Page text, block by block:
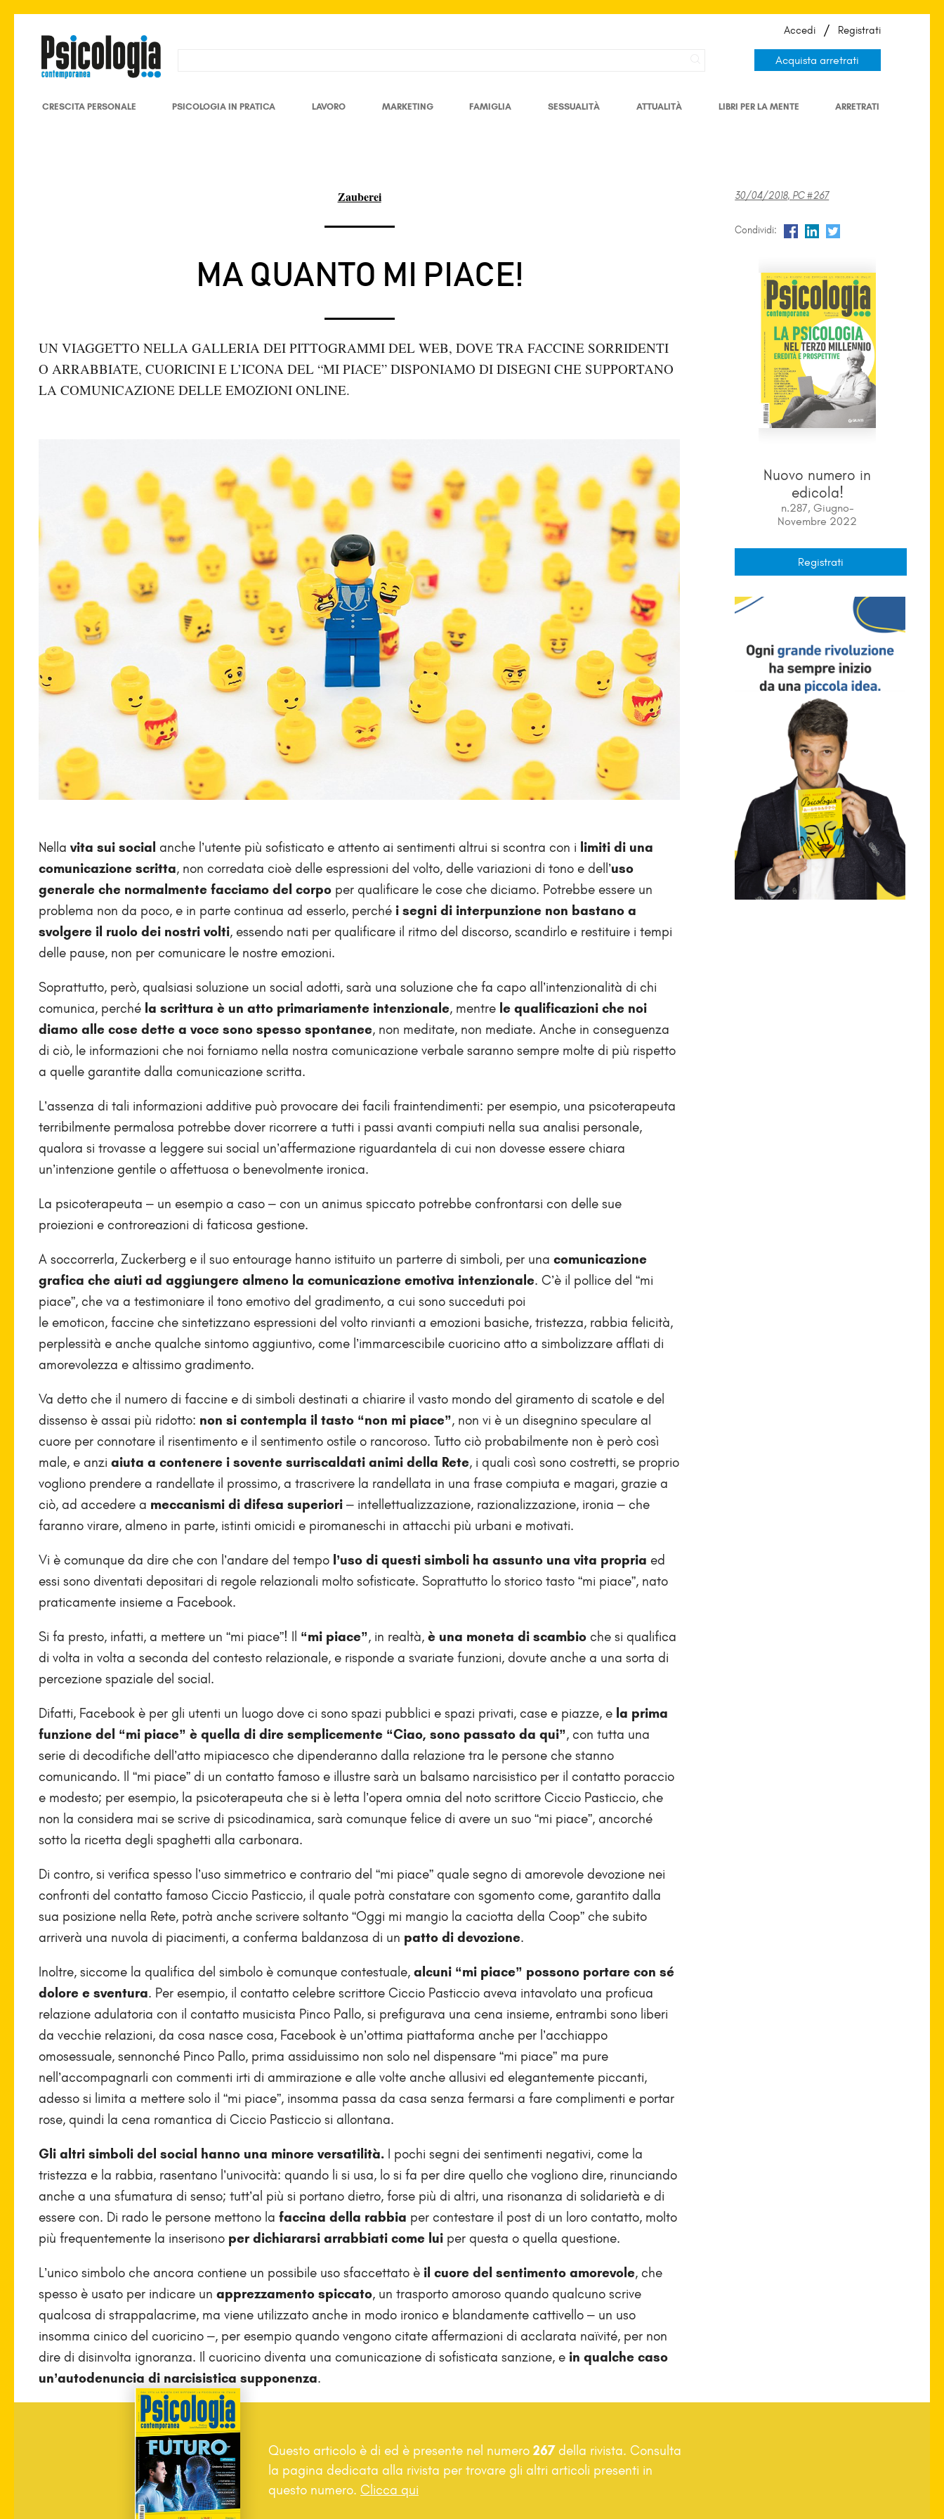
Acquista arretrati
Accedi / Registrati
CRESCITA PERSONALE PSICOLOGIA IN PRATICA LAVORO MARKETING FAMIGLIA SESSUALITÀ ATTUALITÀ LIBRI PER LA MENTE ARRETRATI
Zauberei
MA QUANTO MI PIACE!
UN VIAGGETTO NELLA GALLERIA DEI PITTOGRAMMI DEL WEB, DOVE TRA FACCINE SORRIDENTI
O ARRABBIATE, CUORICINI E L’ICONA DEL “MI PIACE” DISPONIAMO DI DISEGNI CHE SUPPORTANO
LA COMUNICAZIONE DELLE EMOZIONI ONLINE.
Nellavita sui socialanche l’utente più sofisticato e attento ai sentimenti altrui si scontra con i limiti di una
comunicazione scritta, non corredata cioè delle espressioni del volto, delle variazioni di tono e dell’uso
generale che normalmente facciamo del corpo per qualificare le cose che diciamo. Potrebbe essere un
problema non da poco, e in parte continua ad esserlo, perché i segni di interpunzione non bastano a
svolgere il ruolo dei nostri volti, essendo nati per qualificare il ritmo del discorso, scandirlo e restituire i tempi
delle pause, non per comunicare le nostre emozioni.
Soprattutto, però, qualsiasi soluzione un social adotti, sarà una soluzione che fa capo all’intenzionalità di chi
comunica, perché la scrittura è un atto primariamente intenzionale, mentre le qualificazioni che noi
diamo alle cose dette a voce sono spesso spontanee, non meditate, non mediate. Anche in conseguenza
di ciò, le informazioni che noi forniamo nella nostra comunicazione verbale saranno sempre molte di più rispetto
a quelle garantite dalla comunicazione scritta.
L’assenza di tali informazioni additive può provocare dei facili fraintendimenti: per esempio, una psicoterapeuta
terribilmente permalosa potrebbe dover ricorrere a tutti i passi avanti compiuti nella sua analisi personale,
qualora si trovasse a leggere sui social un’affermazione riguardantela di cui non dovesse essere chiara
un’intenzione gentile o affettuosa o benevolmente ironica.
La psicoterapeuta – un esempio a caso – con un animus spiccato potrebbe confrontarsi con delle sue
proiezioni e controreazioni di faticosa gestione.
A soccorrerla, Zuckerberg e il suo entourage hanno istituito un parterre di simboli, per una comunicazione
grafica che aiuti ad aggiungere almeno la comunicazione emotiva intenzionale. C’è il pollice del “mi
piace”, che va a testimoniare il tono emotivo del gradimento, a cui sono succeduti poi
le emoticon, faccine che sintetizzano espressioni del volto rinvianti a emozioni basiche, tristezza, rabbia felicità,
perplessità e anche qualche sintomo aggiuntivo, come l’immarcescibile cuoricino atto a simbolizzare afflati di
amorevolezza e altissimo gradimento.
Va detto che il numero di faccine e di simboli destinati a chiarire il vasto mondo del giramento di scatole e del
dissenso è assai più ridotto: non si contempla il tasto “non mi piace”, non vi è un disegnino speculare al
cuore per connotare il risentimento e il sentimento ostile o rancoroso. Tutto ciò probabilmente non è però così
male, e anziaiuta a contenere i sovente surriscaldati animi della Rete, i quali così sono costretti, se proprio
vogliono prendere a randellate il prossimo, a trascrivere la randellata in una frase compiuta e magari, grazie a
ciò, ad accedere a meccanismi di difesa superiori – intellettualizzazione, razionalizzazione, ironia – che
faranno virare, almeno in parte, istinti omicidi e piromaneschi in attacchi più urbani e motivati.
Vi è comunque da dire che con l’andare del tempo l’uso di questi simboli ha assunto una vita propriaed
essi sono diventati depositari di regole relazionali molto sofisticate. Soprattutto lo storico tasto “mi piace”, nato
praticamente insieme a Facebook.
Si fa presto, infatti, a mettere un “mi piace”! Il “mi piace”, in realtà, è una moneta di scambio che si qualifica
di volta in volta a seconda del contesto relazionale, e risponde a svariate funzioni, dovute anche a una sorta di
percezione spaziale del social.
Difatti, Facebook è per gli utenti un luogo dove ci sono spazi pubblici e spazi privati, case e piazze, e la prima
funzione del “mi piace” è quella di dire semplicemente “Ciao, sono passato da qui”, con tutta una
serie di decodifiche dell’atto mipiacesco che dipenderanno dalla relazione tra le persone che stanno
comunicando. Il “mi piace” di un contatto famoso e illustre sarà un balsamo narcisistico per il contatto poraccio
e modesto; per esempio, la psicoterapeuta che si è letta l’opera omnia del noto scrittore Ciccio Pasticcio, che
non la considera mai se scrive di psicodinamica, sarà comunque felice di avere un suo “mi piace”, ancorché
sotto la ricetta degli spaghetti alla carbonara.
Di contro, si verifica spesso l’uso simmetrico e contrario del “mi piace” quale segno di amorevole devozione nei
confronti del contatto famoso Ciccio Pasticcio, il quale potrà constatare con sgomento come, garantito dalla
sua posizione nella Rete, potrà anche scrivere soltanto “Oggi mi mangio la caciotta della Coop” che subito
arriverà una nuvola di piacimenti, a conferma baldanzosa di un patto di devozione.
Inoltre, siccome la qualifica del simbolo è comunque contestuale,alcuni “mi piace” possono portare con sé
dolore e sventura. Per esempio, il contatto celebre scrittore Ciccio Pasticcio aveva intavolato una proficua
relazione adulatoria con il contatto musicista Pinco Pallo, si prefigurava una cena insieme, entrambi sono liberi
da vecchie relazioni, da cosa nasce cosa, Facebook è un’ottima piattaforma anche per l’acchiappo
omosessuale, sennonché Pinco Pallo, prima assiduissimo non solo nel dispensare “mi piace” ma pure
nell’accompagnarli con commenti irti di ammirazione e alle volte anche allusivi ed elegantemente piccanti,
adesso si limita a mettere solo il “mi piace”, insomma passa da casa senza fermarsi a fare complimenti e portar
rose, quindi la cena romantica di Ciccio Pasticcio si allontana.
Gli altri simboli del social hanno una minore versatilità. I pochi segni dei sentimenti negativi, come la
tristezza e la rabbia, rasentano l’univocità: quando li si usa, lo si fa per dire quello che vogliono dire, rinunciando
anche a una sfumatura di senso; tutt’al più si portano dietro, forse più di altri, una risonanza di solidarietà e di
essere con. Di rado le persone mettono lafaccina della rabbia per contestare il post di un loro contatto, molto
più frequentemente la inserisono per dichiararsi arrabbiati come lui per questa o quella questione.
L’unico simbolo che ancora contiene un possibile uso sfaccettato è il cuore del sentimento amorevole, che
spesso è usato per indicare unapprezzamento spiccato, un trasporto amoroso quando qualcuno scrive
qualcosa di strappalacrime, ma viene utilizzato anche in modo ironico e blandamente cattivello – un uso
insomma cinico del cuoricino –, per esempio quando vengono citate affermazioni di acclarata naïvité, per non
dire di disinvolta ignoranza. Il cuoricino diventa una comunicazione di sofisticata sanzione, e in qualche caso
un’autodenuncia di narcisistica supponenza.
30/04/2018, PC #267
Condividi:
Nuovo numero in
edicola!
n.287, Giugno-
Novembre 2022
Registrati
Questo articolo è di ed è presente nel numero 267della rivista. Consulta
la pagina dedicata alla rivista per trovare gli altri articoli presenti in
questo numero. Clicca qui